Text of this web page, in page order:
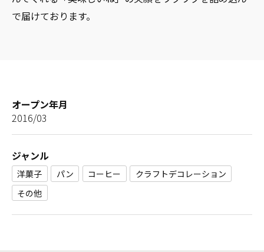
で届けております。
オープン年月
2016/03
ジャンル
洋菓子 パン コーヒー
クラフトデコレーション
その他